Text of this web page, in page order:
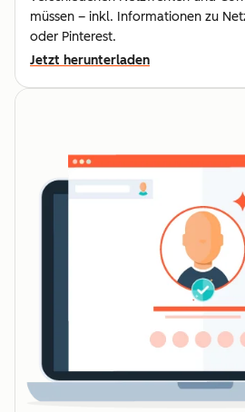
müssen – inkl. Informationen zu
oder Pinterest.
Jetzt herunterladen